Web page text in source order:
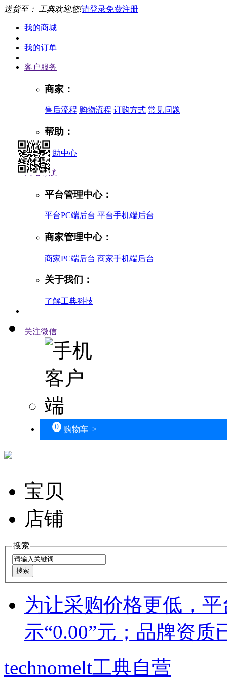
送货至： 工典欢迎您!请登录免费注册
我的商城
我的订单
客户服务
商家：
售后流程 购物流程 订购方式 常见问题
帮助：
帮助中心
网站导航
平台管理中心：
平台PC端后台 平台手机端后台
商家管理中心：
商家PC端后台 商家手机端后台
关于我们：
了解工典科技
关注微信
0 购物车 >
宝贝
店铺
搜索
为让采购价格更低，
示“0.00”元；品牌资质
technomelt工典自营